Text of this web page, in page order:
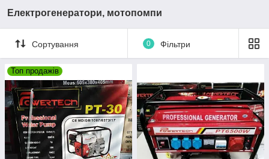
Електрогенератори, мотопомпи
Сортування 0 Фільтри
Топ продажів